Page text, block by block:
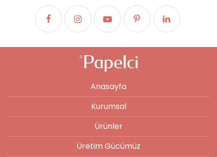
Anasayfa
Kurumsal
Ürünler
Üretim Gücümüz